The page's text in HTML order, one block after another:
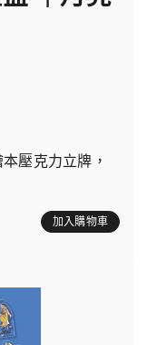
壓克力立牌，
加入購物車